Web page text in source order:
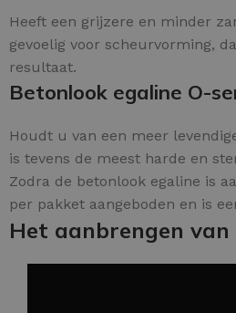
Heeft een grijzere en minder
gevoelig voor scheurvorming,
resultaat.
Betonlook egaline O-
Houdt u van een meer
is tevens de meest harde en
Zodra de betonlook egaline is
per pakket aangeboden en is
Het aanbrengen